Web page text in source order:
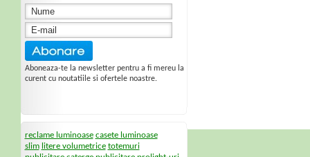
Aboneaza-te la newsletter pentru a fi mereu la
curent cu noutatiile si ofertele noastre.
reclame luminoase casete luminoase
slim litere volumetrice totemuri